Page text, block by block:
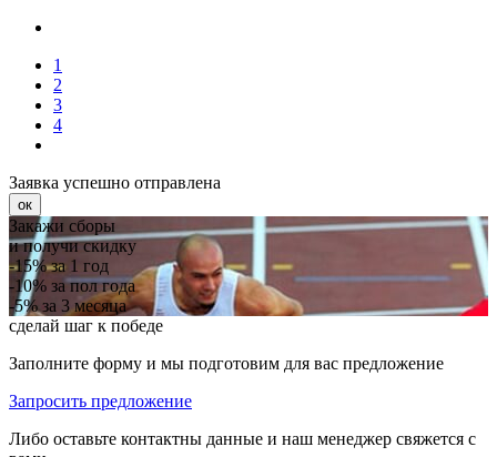
1
2
3
4
Заявка успешно отправлена
ок
Закажи сборы
и получи скидку
-15%за 1 год
-10% за пол года
-5% за 3 месяца
сделай шаг к победе
Заполните форму и мы подготовим для вас предложение
Запросить предложение
Либо оставьте контактны данные и наш менеджер свяжется с